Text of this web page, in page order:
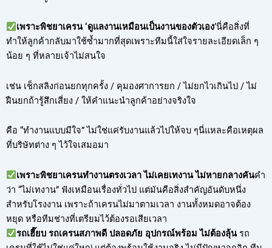
เพราะพิชยาเครน ‘ดูแลงานเหมือนเป็นงานของตัวเอง’นี่คือสิ่งที่
ทำให้ลูกค้ากลับมาใช้ซ้ำมากที่สุดเพราะทีมนี้ใส่ใจรายละเอียดเล็ก ๆ
น้อย ๆ ที่หลายเจ้าไม่สนใจ
เช่น เช็กสลิงก่อนยกทุกครั้ง / คุมองศาการยก / ไม่ยกไวเกินไป / ไม่
ฝืนยกถ้ารู้สึกเสี่ยง / ให้คำแนะนำลูกค้าอย่างจริงใจ
คือ “ทำงานแบบมีใจ” ไม่ใช่แค่รับงานแล้วไปให้จบ ๆนี่แหละคือเหตุผล
ที่บริษัทต่าง ๆ ไว้ใจเสมอมา
เพราะพิชยาเครนทำงานตรงเวลา ไม่เคยเทงาน ไม่หายกลางคันคำ
ว่า “ไม่เทงาน” ฟังเหมือนเรื่องทั่วไป แต่มันคือสิ่งสำคัญอันดับหนึ่ง
สำหรับโรงงาน เพราะถ้าเครนไม่มาตามเวลา งานทั้งหมดอาจต้อง
หยุด หรือทีมช่างที่เตรียมไว้ต้องรอเสียเวลา
รถเฮี๊ยบ รถเครนสภาพดี ปลอดภัย อุปกรณ์พร้อม ไม่ต้องลุ้นรถ